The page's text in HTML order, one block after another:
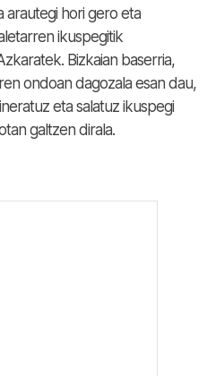
arautegi hori gero eta
ikuspegitik
Bizkaian baserria,
ondoan dagozala esan dau,
eta salatuz ikuspegi
galtzen dirala.